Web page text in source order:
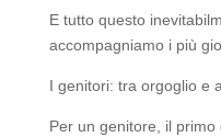
E tutto questo
accompagniamo i più
I genitori: tra orgoglio e
Per un genitore, il